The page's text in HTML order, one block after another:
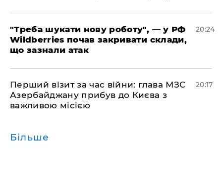
​"Треба шукати нову роботу", — у РФ
Wildberries почав закривати склади,
що зазнали атак
20:24
​Перший візит за час війни: глава МЗС
Азербайджану прибув до Києва з
важливою місією
20:17
Більше